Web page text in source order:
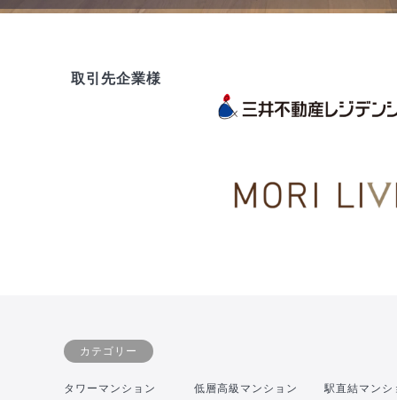
取引先企業様
カテゴリー
タワーマンション 低層高級マンション 駅直結マンシ